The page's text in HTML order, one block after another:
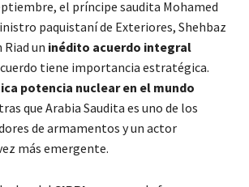
el príncipe saudita Mohamed
paquistaní de Exteriores, Shehbaz
un inédito acuerdo integral
tiene importancia estratégica.
potencia nuclear en el mundo
que Arabia Saudita es uno de los
de armamentos y un actor
más emergente.